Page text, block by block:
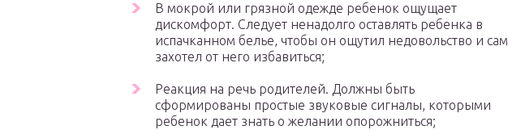
В мокрой или грязной одежде ребенок ощущает
дискомфорт. Следует ненадолго оставлять ребенка в
испачканном белье, чтобы он ощутил недовольство и сам
захотел от него избавиться;
Реакция на речь родителей. Должны быть
сформированы простые звуковые сигналы, которыми
ребенок дает знать о желании опорожниться;